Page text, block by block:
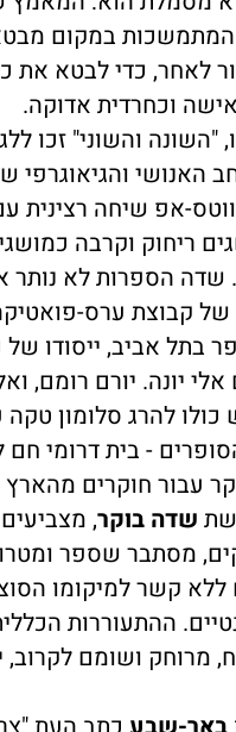
במקום
לאחר, כדי לבטא את
וכחרדית אדוקה.
והשוני" זכו
והגיאוגרפי
אפ שיחה רצינית
ריחוק וקרבה
הספרות לא נותר
של קבוצת ערס-
יונה. יורם רומם,
להרג סלומון
- בית דרומי חם
עבור חוקרים
שדה בוקר,
מסתבר שספר
קשר למיקומו
ההתעוררות
ושומם לקרוב,